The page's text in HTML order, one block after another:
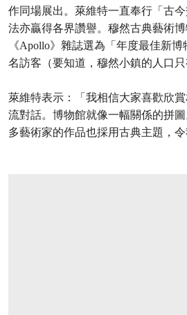
作同場展出。萊維特一直奉行「古
法亦贏得各界讚譽。穆然古典藝術
《Apollo》雜誌選為「年度最佳新
名訪客（要知道，穆然小鎮的人口只
萊維特表示：「我相信大家喜歡欣
流對話。博物館就像一幅關係的拼
多藝術家的作品也採用古典主題，令